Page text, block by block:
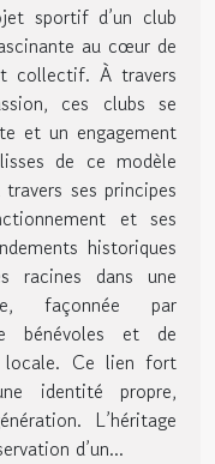
sportif d’un club
au cœur de
collectif. À travers
ces clubs se
et un engagement
de ce modèle
ses principes
et ses
historiques
racines dans une
façonnée par
bénévoles et de
locale. Ce lien fort
identité propre,
L’héritage
d’un...